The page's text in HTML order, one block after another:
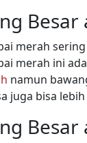
merah
merah ini
namun
juga bisa